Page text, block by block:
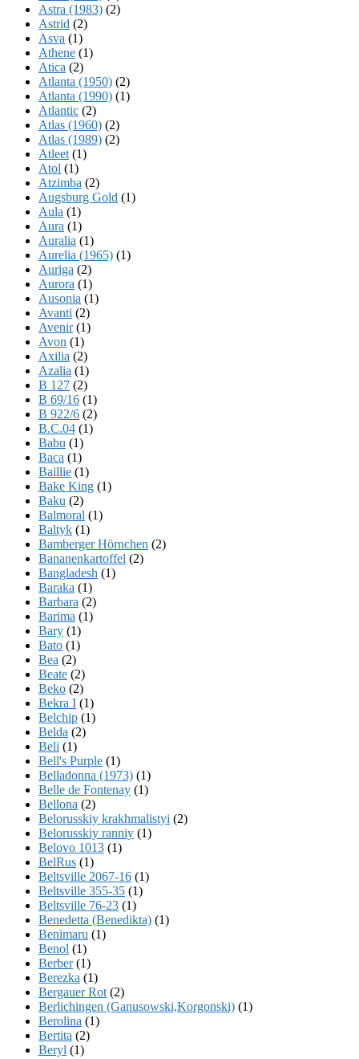
Astra (1983) (2)
Astrid (2)
Asva (1)
Athene (1)
Atica (2)
Atlanta (1950) (2)
Atlanta (1990) (1)
Atlantic (2)
Atlas (1960) (2)
Atlas (1989) (2)
Atleet (1)
Atol (1)
Atzimba (2)
Augsburg Gold (1)
Aula (1)
Aura (1)
Auralia (1)
Aurelia (1965) (1)
Auriga (2)
Aurora (1)
Ausonia (1)
Avanti (2)
Avenir(1)
Avon (1)
Axilia (2)
Azalia (1)
B 127 (2)
B 69/16 (1)
B 922/6 (2)
B.C.04 (1)
Babu (1)
Baca (1)
Baillie (1)
Bake King (1)
Baku (2)
Balmoral (1)
Baltyk (1)
Bamberger Hörnchen (2)
Bananenkartoffel (2)
Bangladesh (1)
Baraka (1)
Barbara (2)
Barima (1)
Bary (1)
Bato (1)
Bea (2)
Beate (2)
Beko (2)
Bekra I (1)
Belchip (1)
Belda (2)
Beli (1)
Bell's Purple (1)
Belladonna (1973) (1)
Belle de Fontenay (1)
Bellona (2)
Belorusskiy krakhmalistyi (2)
Belorusskiy ranniy (1)
Belovo 1013 (1)
BelRus (1)
Beltsville 2067-16 (1)
Beltsville 355-35 (1)
Beltsville 76-23 (1)
Benedetta (Benedikta) (1)
Benimaru (1)
Benol (1)
Berber(1)
Berezka (1)
Bergauer Rot (2)
Berlichingen (Ganusowski,Korgonski) (1)
Berolina (1)
Bertita (2)
Beryl (1)